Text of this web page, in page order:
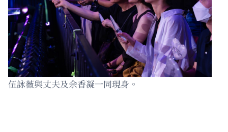
伍詠薇與丈夫及余香凝一同現身。